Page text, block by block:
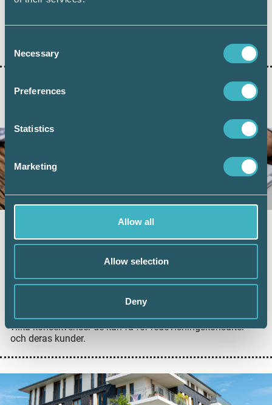
Selection
Necessary
Preferences
Statistics
Marketing
Allow all
Allow selection
Deny
Momsregistrering hos Skatteverket – nya
regler från den 1 juli
Den 1 juli 2026 får Skatteverket utökade möjligheter dels
dels att ogiltigförklara momsregistreringsnummer i VIES.
Leif Hagström går igenom vad de nya reglerna innebär och
vilka konsekvenser de kan få för redovisningskonsulter
och deras kunder.